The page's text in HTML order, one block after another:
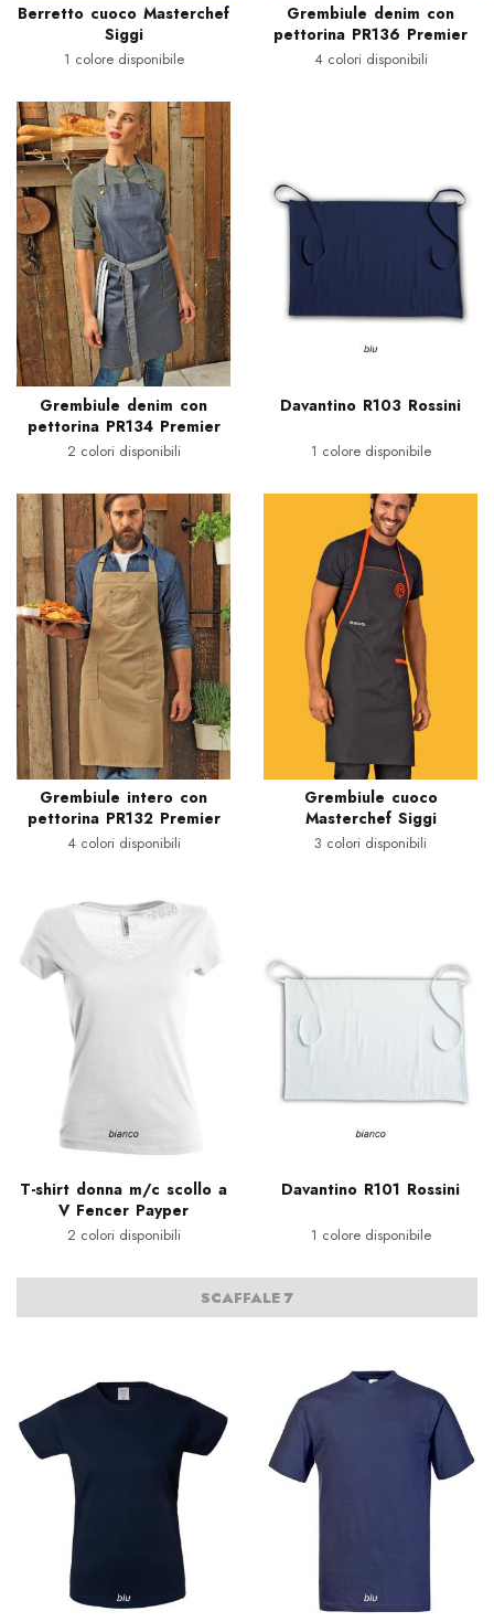
Berretto cuoco Masterchef
Siggi
1 colore disponibile
Grembiule denim con
pettorina PR136 Premier
4 colori disponibili
Grembiule denim con
pettorina PR134 Premier
2 colori disponibili
Davantino R103 Rossini
1 colore disponibile
Grembiule intero con
pettorina PR132 Premier
4 colori disponibili
Grembiule cuoco
Masterchef Siggi
3 colori disponibili
T-shirt donna m/c scollo a
V Fencer Payper
2 colori disponibili
Davantino R101 Rossini
1 colore disponibile
SCAFFALE 7